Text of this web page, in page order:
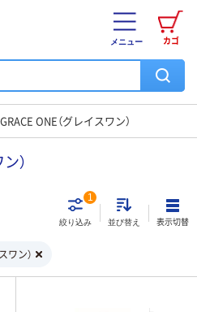
カゴ
メニュー
GRACE ONE（グレイスワン）
）
絞り込み
1
並び替え 表示切替
ワン）